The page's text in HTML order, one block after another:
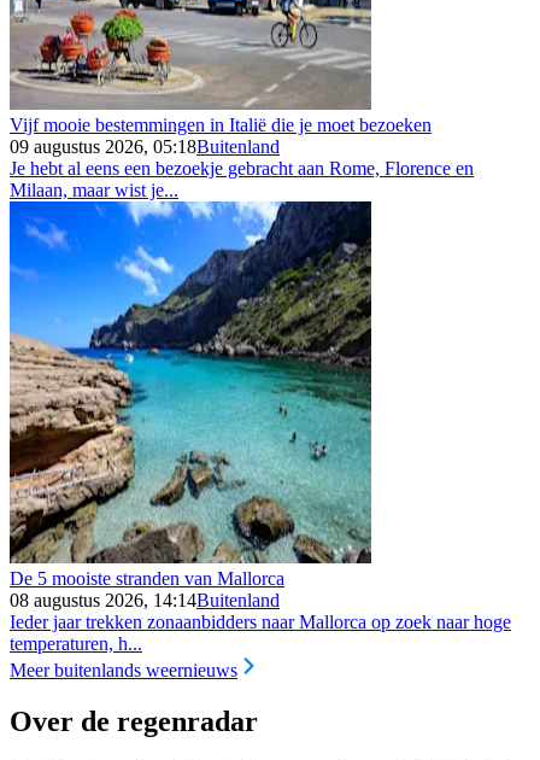
Vijf mooie bestemmingen in Italië die je moet bezoeken
09 augustus 2026, 05:18Buitenland
Je hebt al eens een bezoekje gebracht aan Rome, Florence en
Milaan, maar wist je...
De 5 mooiste stranden van Mallorca
08 augustus 2026, 14:14Buitenland
Ieder jaar trekken zonaanbidders naar Mallorca op zoek naar hoge
temperaturen, h...
Meer buitenlands weernieuws
Over de regenradar